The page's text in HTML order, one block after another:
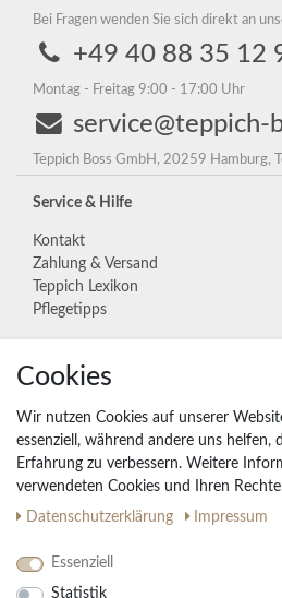
Bei Fragen wenden Sie sich direkt an
+49 40 88 35 12
Montag - Freitag 9:00 - 17:00 Uhr
service@teppich-
Teppich Boss GmbH, 20259 Hamburg,
Service & Hilfe
Kontakt
Zahlung & Versand
Teppich Lexikon
Pflegetipps
Unternehmen
Widerrufs­recht
Vertrag widerrufen
Impressum
Daten­schutz­erklärung
AGB
Cookies
Wir nutzen Cookies auf unserer
essenziell, während andere uns helfen,
Erfahrung zu verbessern. Weitere
verwendeten Cookies und Ihren
Daten­schutz­erklärung
Impressum
Essenziell
Statistik